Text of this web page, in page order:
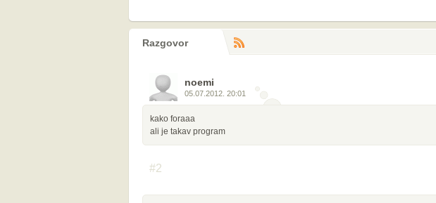
Razgovor
komentara
noemi
05.07.2012. 20:01
kako foraaa
ali je takav program
#2